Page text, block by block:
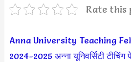
Rate this
Anna University Teaching
2024-2025 अन्ना यूनिवर्सिटी